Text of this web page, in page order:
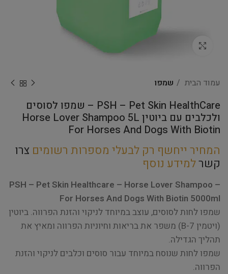
עמוד הבית שמפו
PSH – Pet Skin HealthCare – שמפו לסוסים
ולכלבים עם ביוטין Horse Lover Shampoo 5L
For Horses And Dogs With Biotin
המחיר ייחשף רק לבעלי מספרות רשומים צרו
קשרלמידע נוסף
PSH – Pet Skin Healthcare – Horse Lover Shampoo –
For Horses And Dogs With Biotin 5000ml
שמפו לחות לסוסים, עוצב במיוחד לניקוי והזנת הפרווה. ביוטין
(ויטמין B-7) משפר את בריאות וחיוניות הפרווה ומאיץ את
תהליך הגדילה.
שמפו לחות שנוסח במיוחד עבור סוסים וכלבים לניקוי והזנת
הפרווה.